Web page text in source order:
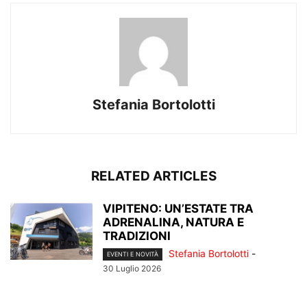
Stefania Bortolotti
RELATED ARTICLES
VIPITENO: UN’ESTATE TRA
ADRENALINA, NATURA E
TRADIZIONI
EVENTI E NOVITÀ Stefania Bortolotti -
30 Luglio 2026